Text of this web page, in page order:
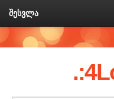
შესვლა